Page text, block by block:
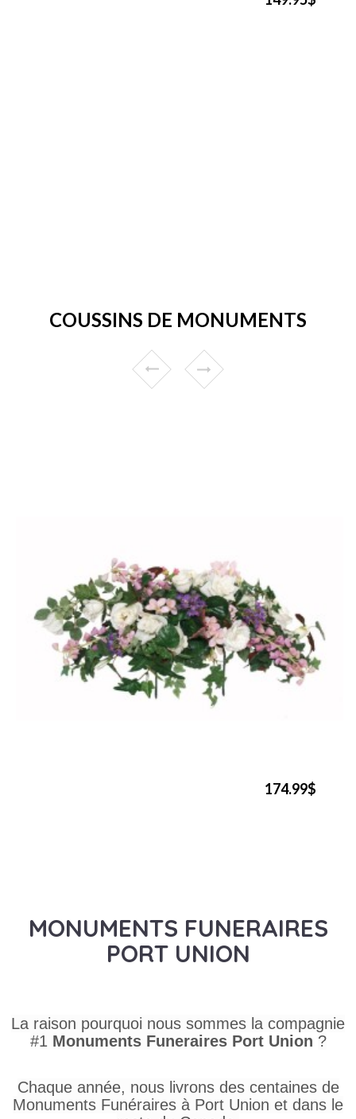
COUSSINS DE MONUMENTS
174.99$
MONUMENTS FUNERAIRES
PORT UNION
La raison pourquoi nous sommes la compagnie
#1 Monuments Funeraires Port Union ?
Chaque année, nous livrons des centaines de
Monuments Funéraires à Port Union et dans le